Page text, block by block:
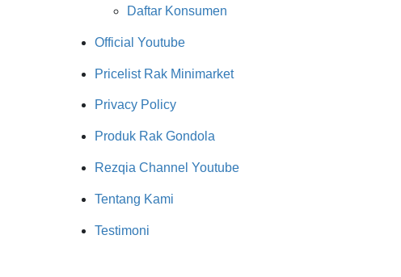
Daftar Konsumen
Official Youtube
Pricelist Rak Minimarket
Privacy Policy
Produk Rak Gondola
Rezqia Channel Youtube
Tentang Kami
Testimoni